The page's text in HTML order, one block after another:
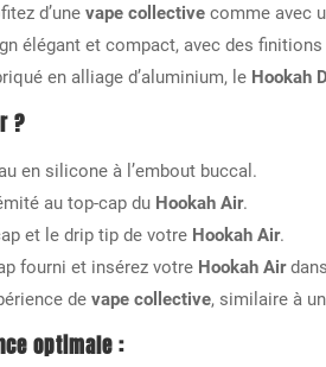
d’une vape collective comme avec
élégant et compact, avec des
en alliage d’aluminium, le Hookah
?
en silicone à l’embout buccal.
au top-cap du Hookah Air.
et le drip tip de votre Hookah Air.
fourni et insérez votre Hookah Air
de vape collective, similaire à
optimale :